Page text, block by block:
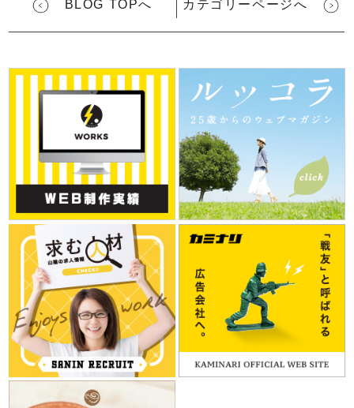
BLOG TOPへ カテゴリーページへ